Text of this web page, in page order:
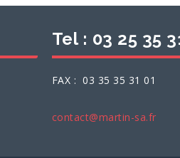
Tel : 03 25 35
FAX : 03 35 35 31 01
contact@martin-sa.fr